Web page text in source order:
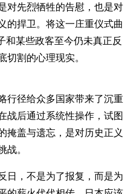
对先烈牺牲的告慰，也是对
的捍卫。将这一庄重仪式曲
和某些政客至今仍未真正反
切割的心理现实。
行径给众多国家带来了沉重
战后通过系统性操作，试图
掩盖与遗忘，是对历史正义
战。
日，不是为了报复，而是为